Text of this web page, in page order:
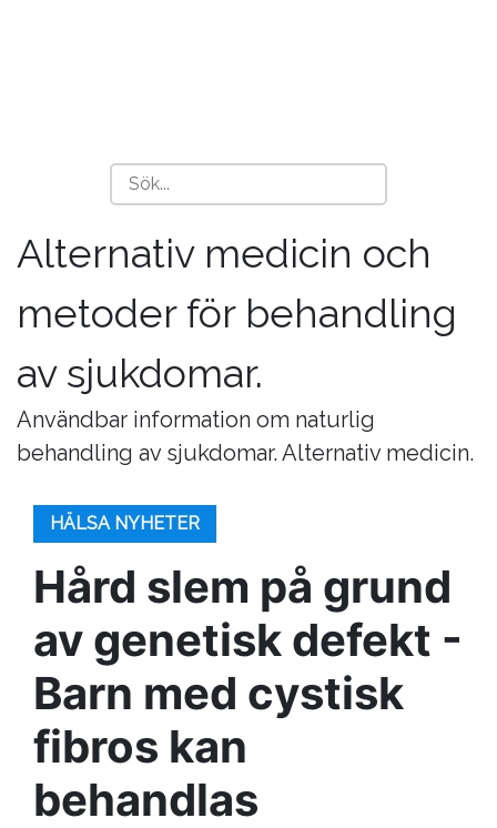
Alternativ medicin och
metoder för behandling
av sjukdomar.
Användbar information om naturlig
behandling av sjukdomar. Alternativ medicin.
HÄLSA NYHETER
Hård slem på grund
av genetisk defekt -
Barn med cystisk
fibros kan
behandlas